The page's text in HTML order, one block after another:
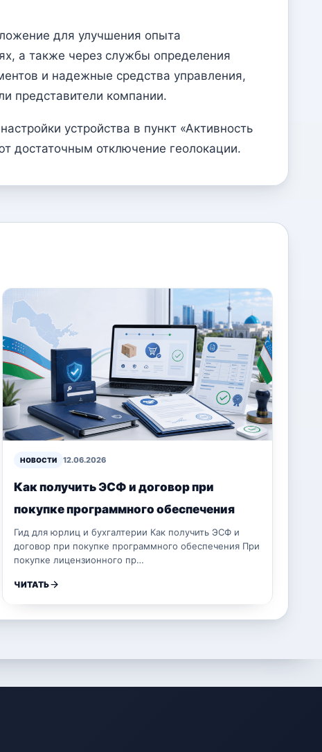
для улучшения опыта
а также через службы определения
и надежные средства управления,
представители компании.
устройства в пункт «Активность
достаточным отключение геолокации.
НОВОСТИ 12.06.2026
Как получить ЭСФ и договор при
покупке программного обеспечения
Гид для юрлиц и бухгалтерии Как получить ЭСФ и
договор при покупке программного обеспечения При
покупке лицензионного пр…
ЧИТАТЬ